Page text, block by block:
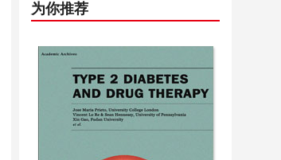
为你推荐